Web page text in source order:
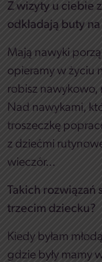
Z wizyty u ciebie
odkładają buty
Mają nawyki
opieramy w życiu
robisz nawykowo,
Nad nawykami,
troszeczkę
z dziećmi
wieczór…
Takich rozwiązań
trzecim dziecku?
Kiedy byłam
gdzie były mamy